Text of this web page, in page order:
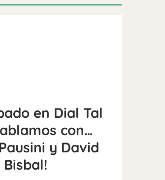
en Dial Tal
con…
y David
Bisbal!